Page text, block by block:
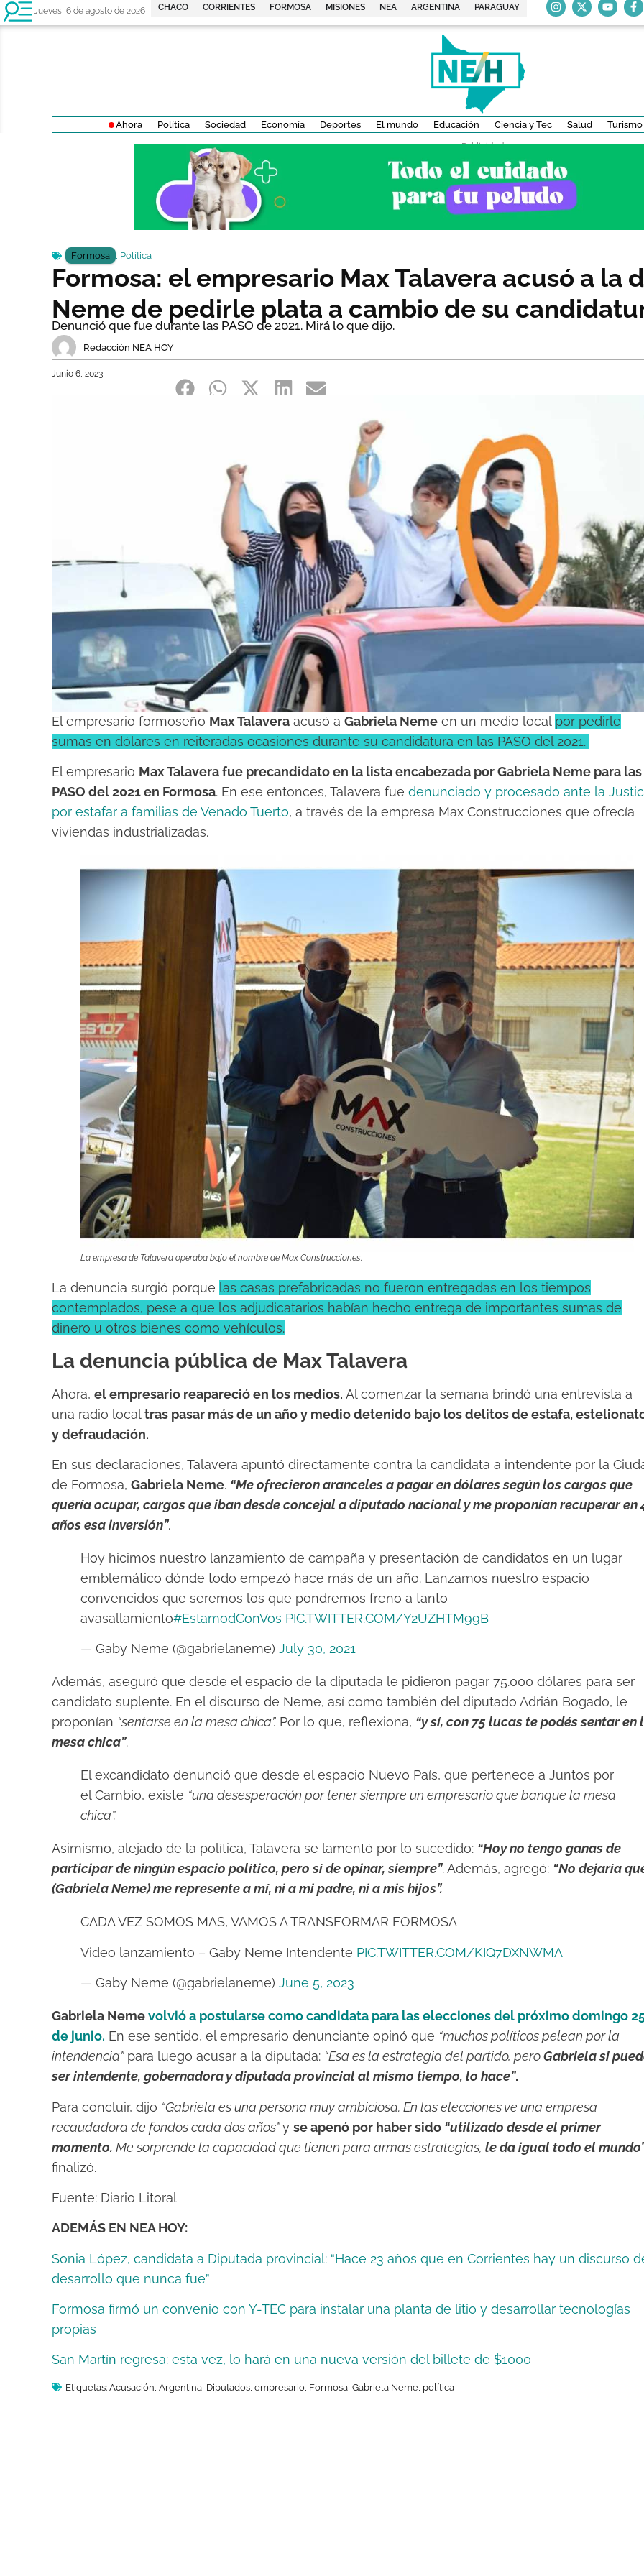
Jueves, 6 de agosto de 2026 CHACO CORRIENTES FORMOSA MISIONES NEA ARGENTINA PARAGUAY
Ahora Política Sociedad Economía Deportes El mundo Educación Ciencia y Tec Salud Turismo
- Publicidad -
Formosa , Política
Formosa: el empresario Max Talavera acusó a la
Neme de pedirle plata a cambio de su
Denunció que fue durante las PASO de 2021. Mirá lo que dijo.
Redacción NEA HOY
Junio 6, 2023
El empresario formoseño Max Talavera acusó a Gabriela Neme en un medio local por pedirle
sumas en dólares en reiteradas ocasiones durante su candidatura en las PASO del 2021.
El empresario Max Talavera fue precandidato en la lista encabezada por Gabriela Neme para las
PASO del 2021 en Formosa. En ese entonces, Talavera fue denunciado y procesado ante la
por estafar a familias de Venado Tuerto, a través de la empresa Max Construcciones que ofrecía
viviendas industrializadas.
La empresa de Talavera operaba bajo el nombre de Max Construcciones.
La denuncia surgió porque las casas prefabricadas no fueron entregadas en los tiempos
contemplados, pese a que los adjudicatarios habían hecho entrega de importantes sumas de
dinero u otros bienes como vehículos.
La denuncia pública de Max Talavera
Ahora, el empresario reapareció en los medios. Al comenzar la semana brindó una entrevista a
una radio localtras pasar más de un año y medio detenido bajo los delitos de estafa,
y defraudación.
En sus declaraciones, Talavera apuntó directamente contra la candidata a intendente por la
de Formosa, Gabriela Neme. “Me ofrecieron aranceles a pagar en dólares según los cargos que
quería ocupar, cargos que iban desde concejal a diputado nacional y me proponían recuperar en
años esa inversión”.
Hoy hicimos nuestro lanzamiento de campaña y presentación de candidatos en un lugar
emblemático dónde todo empezó hace más de un año. Lanzamos nuestro espacio
convencidos que seremos los que pondremos freno a tanto
avasallamiento#EstamodConVos PIC.TWITTER.COM/Y2UZHTM99B
— Gaby Neme (@gabrielaneme) July 30, 2021
Además, aseguró que desde el espacio de la diputada le pidieron pagar 75.000 dólares para ser
candidato suplente. En el discurso de Neme, así como también del diputado Adrián Bogado, le
proponían “sentarse en la mesa chica”. Por lo que, reflexiona, “y sí, con 75 lucas te podés sentar en
mesa chica”.
El excandidato denunció que desde el espacio Nuevo País, que pertenece a Juntos por
el Cambio, existe “una desesperación por tener siempre un empresario que banque la mesa
chica”.
Asimismo, alejado de la política, Talavera se lamentó por lo sucedido: “Hoy no tengo ganas de
participar de ningún espacio político, pero sí de opinar, siempre”. Además, agregó: “No dejaría
(Gabriela Neme) me represente a mí, ni a mi padre, ni a mis hijos”.
CADA VEZ SOMOS MAS, VAMOS A TRANSFORMAR FORMOSA
Video lanzamiento – Gaby Neme Intendente PIC.TWITTER.COM/KIQ7DXNWMA
— Gaby Neme (@gabrielaneme) June 5, 2023
Gabriela Nemevolvió a postularse como candidata para las elecciones del próximo domingo
de junio. En ese sentido, el empresario denunciante opinó que “muchos políticos pelean por la
intendencia”para luego acusar a la diputada: “Esa es la estrategia del partido, peroGabriela si
ser intendente, gobernadora y diputada provincial al mismo tiempo, lo hace”.
Para concluir, dijo “Gabriela es una persona muy ambiciosa. En las elecciones ve una empresa
recaudadora de fondos cada dos años”y se apenó por haber sido “utilizado desde el primer
momento. Me sorprende la capacidad que tienen para armas estrategias, le da igual todo el
finalizó.
Fuente: Diario Litoral
ADEMÁS EN NEA HOY:
Sonia López, candidata a Diputada provincial: “Hace 23 años que en Corrientes hay un discurso
desarrollo que nunca fue”
Formosa firmó un convenio con Y-TEC para instalar una planta de litio y desarrollar tecnologías
propias
San Martín regresa: esta vez, lo hará en una nueva versión del billete de $1000
Etiquetas: Acusación Argentina Diputados empresario Formosa Gabriela Neme política